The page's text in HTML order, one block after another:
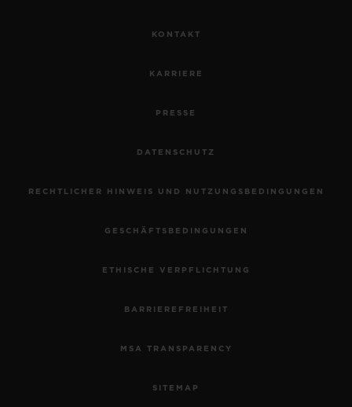
KONTAKT
KARRIERE
PRESSE
DATENSCHUTZ
RECHTLICHER HINWEIS UND NUTZUNGSBEDINGUNGEN
GESCHÄFTSBEDINGUNGEN
ETHISCHE VERPFLICHTUNG
BARRIEREFREIHEIT
MSA TRANSPARENCY
SITEMAP